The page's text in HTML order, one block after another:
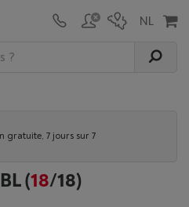
gratuite, 7 jours sur 7
(18/18)